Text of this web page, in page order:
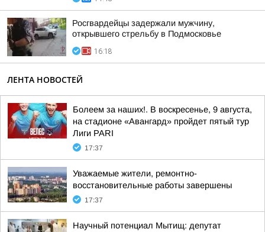
Росгвардейцы задержали мужчину,
открывшего стрельбу в Подмосковье
16:18
ЛЕНТА НОВОСТЕЙ
Болеем за наших!. В воскресенье, 9 августа,
на стадионе «Авангард» пройдет пятый тур
Лиги PARI
17:37
Уважаемые жители, ремонтно-
восстановительные работы завершены
17:37
Научный потенциал Мытищ: депутат